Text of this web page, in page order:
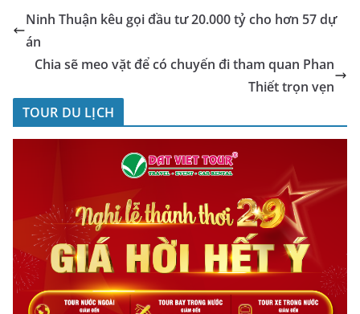
Ninh Thuận kêu gọi đầu tư 20.000 tỷ cho hơn 57 dự
án
Chia sẽ meo vặt để có chuyến đi tham quan Phan
Thiết trọn vẹn
TOUR DU LỊCH